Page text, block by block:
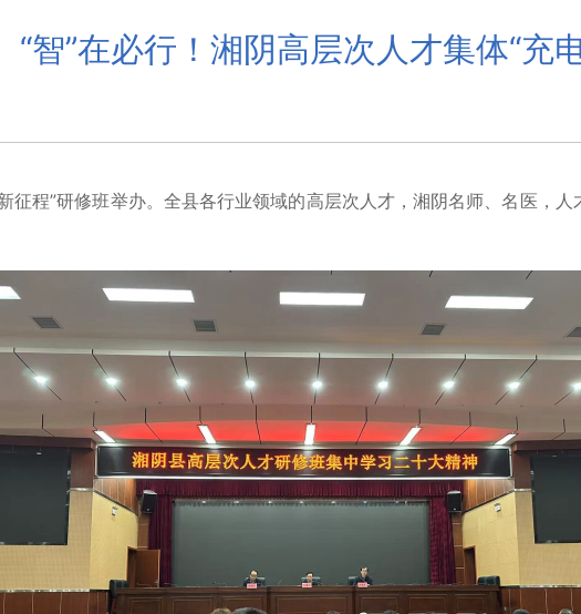
“智”在必行！湘阴高层次人才集体“充
征程”研修班举办。全县各行业领域的高层次人才，湘阴名师、名医，